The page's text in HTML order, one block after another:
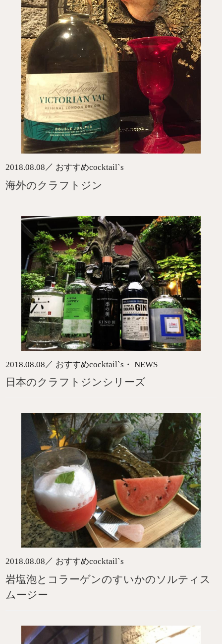
2018.08.08 ／ おすすめcocktail`s
海外のクラフトジン
2018.08.08 ／ おすすめcocktail`s・ NEWS
日本のクラフトジンシリーズ
2018.08.08 ／ おすすめcocktail`s
岩塩泡とコラーゲンのすいかのソルティス
ムージー